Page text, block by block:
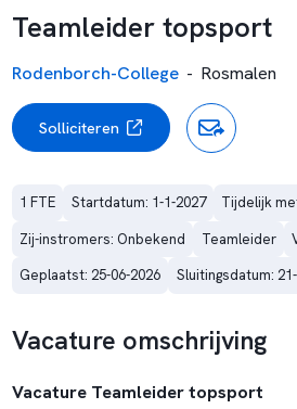
Teamleider topsport
Rodenborch-College - Rosmalen
Solliciteren
1 FTE Startdatum: 1-1-2027
Tijdelijk
Zij-instromers: Onbekend
Teamleider
Geplaatst: 25-06-2026
Sluitingsdatum:
Vacature omschrijving
Vacature Teamleider topsport